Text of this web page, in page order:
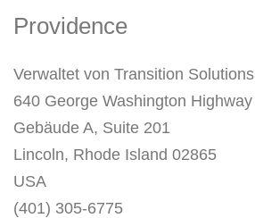
Providence
Verwaltet von Transition Solutions
640 George Washington Highway
Gebäude A, Suite 201
Lincoln, Rhode Island 02865
USA
(401) 305-6775